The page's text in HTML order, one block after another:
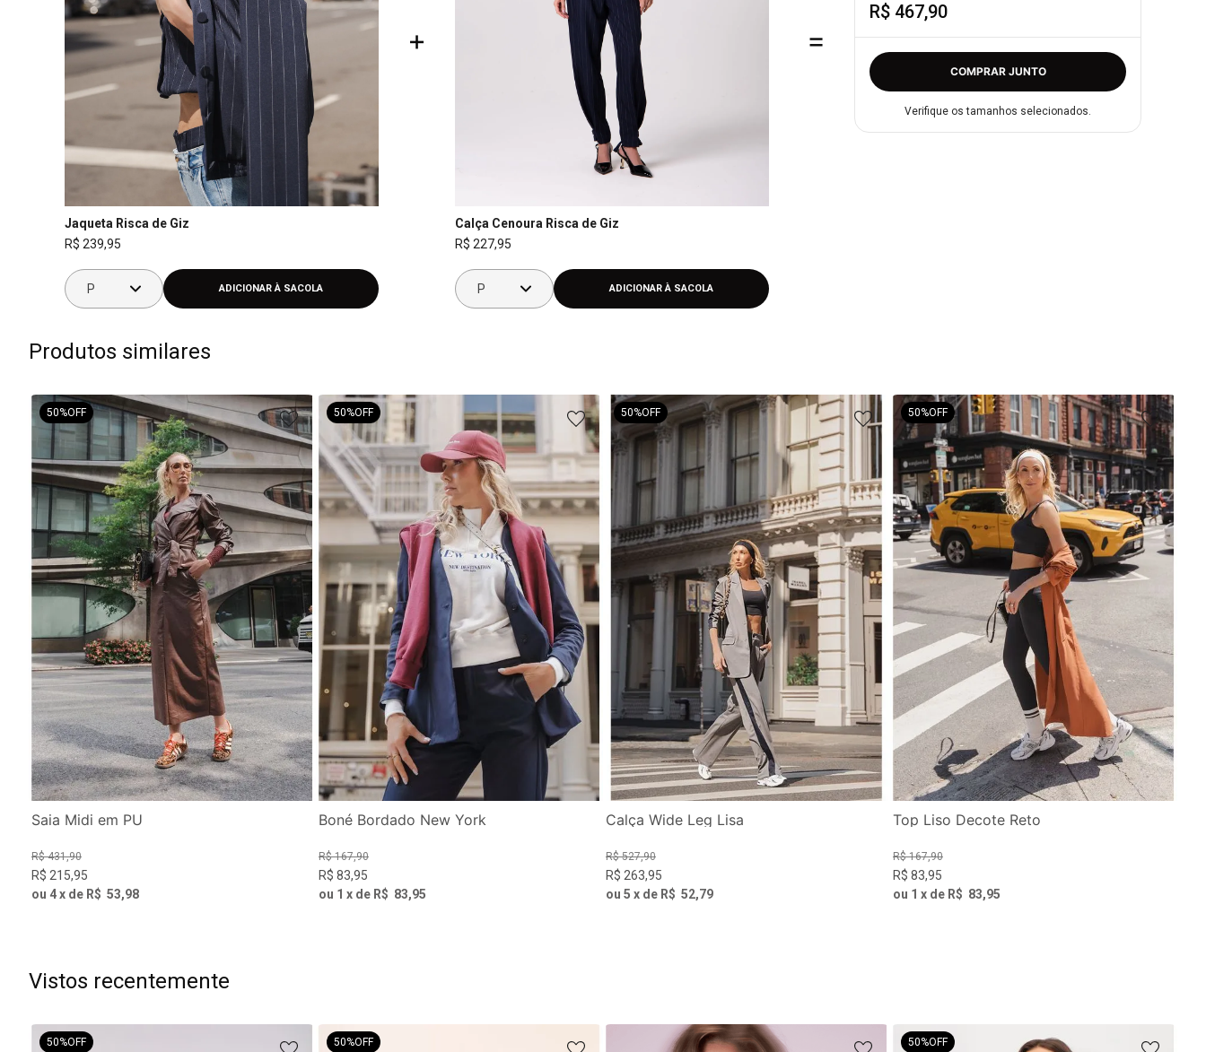
P
M
G
GG
Jaqueta Risca de Giz
R$ 239,95
P ADICIONAR À SACOLA
+
P
M
G
GG
Calça Cenoura Risca de Giz
R$ 227,95
P ADICIONAR À SACOLA
=
R$ 467,90
COMPRAR JUNTO
Verifique os tamanhos selecionados.
Produtos similares
50%OFF
Saia Midi em PU
R$ 431,90
R$ 215,95
ou 4x de R$ 53,98
50%OFF
Boné Bordado New York
R$ 167,90
R$ 83,95
ou 1 x de R$ 83,95
50%OFF
Calça Wide Leg Lisa
R$ 527,90
R$ 263,95
ou 5 x de R$ 52,79
50%OFF
Top Liso Decote Reto
R$ 167,90
R$ 83,95
ou 1 x de R$ 83,95
Vistos recentemente
50%OFF 50%OFF 50%OFF